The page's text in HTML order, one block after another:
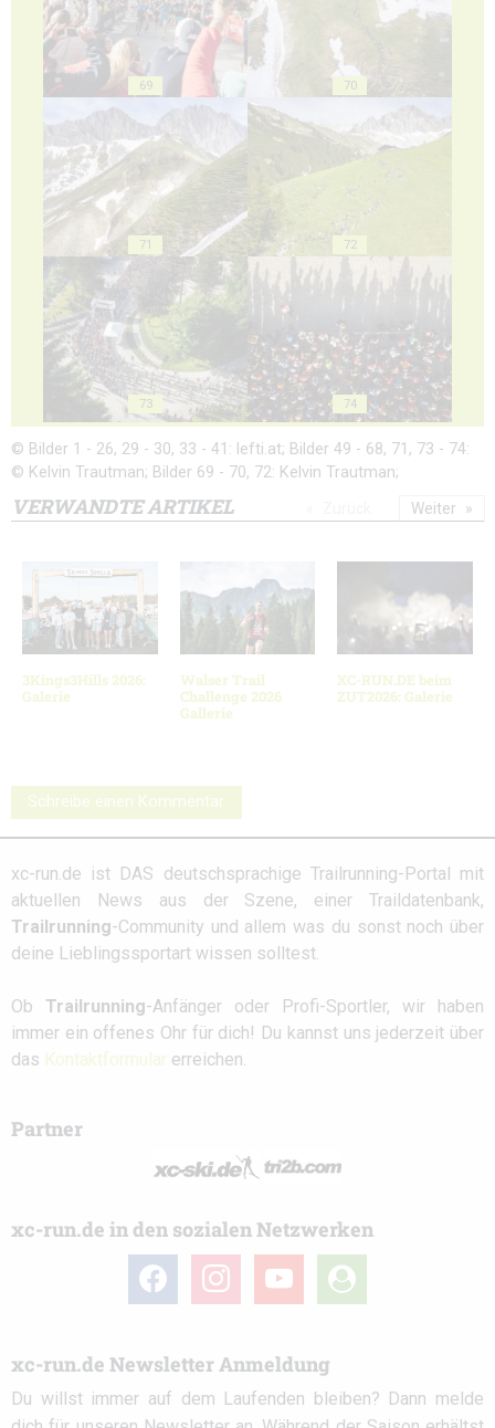
69 70
71 72
73 74
© Bilder 1 - 26, 29 - 30, 33 - 41: lefti.at; Bilder 49 - 68, 71, 73 - 74:
© Kelvin Trautman; Bilder 69 - 70, 72: Kelvin Trautman;
VERWANDTE ARTIKEL
3Kings3Hills 2026:
Galerie
Walser Trail
Challenge 2026
Gallerie
XC-RUN.DE beim
ZUT2026: Galerie
Weiter
Schreibe einen Kommentar
xc-run.de ist DAS deutschsprachige Trailrunning-Portal mit
aktuellen News aus der Szene, einer Traildatenbank,
Trailrunning-Community und allem was du sonst noch über
deine Lieblingssportart wissen solltest.
Ob Trailrunning-Anfänger oder Profi-Sportler, wir haben
immer ein offenes Ohr für dich! Du kannst uns jederzeit über
das Kontaktformular erreichen.
Partner
xc-run.de in den sozialen Netzwerken
facebook instagramyoutube
user-
circle
xc-run.de Newsletter Anmeldung
Du willst immer auf dem Laufenden bleiben? Dann melde